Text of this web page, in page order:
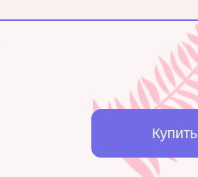
Купить